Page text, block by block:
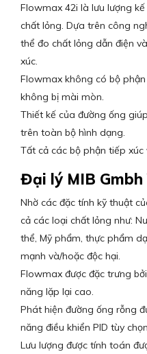
Flowmax 42i là lưu lượng
chất lỏng. Dựa trên công
thể đo chất lỏng dẫn điện
xúc.
Flowmax không có bộ
không bị mài mòn.
Thiết kế của đường ống
trên toàn bộ hình dạng.
Tất cả các bộ phận tiếp
Đại lý MIB
Nhờ các đặc tính kỹ thuật
cả các loại chất lỏng như:
thể, Mỹ phẩm, thực phẩm
mạnh và/hoặc độc hại.
Flowmax được đặc trưng
năng lặp lại cao.
Phát hiện đường ống rỗng
năng điều khiển PID tùy
Lưu lượng được tính toán